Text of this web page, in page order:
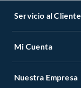
Servicio al Cliente
Mi Cuenta
Nuestra Empresa